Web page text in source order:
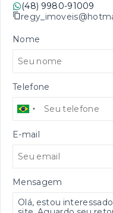
(48) 9980-91009
Nome
Telefone
E-mail
Mensagem